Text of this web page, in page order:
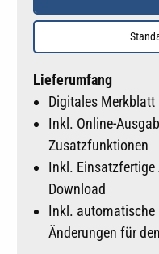
Lieferumfang
Digitales Merkblatt
Inkl. Online-
Zusatzfunktionen
Inkl.
Download
Inkl. automatische
Änderungen für